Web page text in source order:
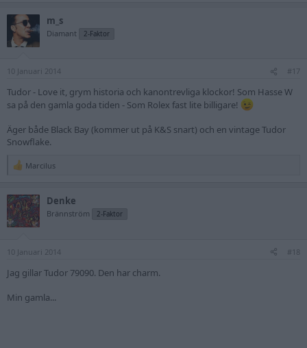
är oftast bara dom riktiga nerdarna som uppmärksammar att du bör en
Tudor. Köp inte, t.ex. en Tudor Sub eller Big Block om du egentligen vill ha
nåt annat [läs: en Rolex], då finns det en uppenbar risk att det blir en
'nästan klocka'.
Med det sagt så gillar jag både min egen, och andras, Tudors skarpt.
Kolla här t.ex.:https://klocksnack.se/threads/kaplansköp-äntligen-
klart-tudor-7928.15367/en av forumets vassaste.
m_s
Diamant 2-Faktor
10 Januari 2014 #17
Tudor - Love it, grym historia och kanontrevliga klockor! Som Hasse W
sa på den gamla goda tiden - Som Rolex fast lite billigare!
Äger både Black Bay (kommer ut på K&S snart) och en vintage Tudor
Snowflake.
R
c
t
i
s
Marcilus
Denke
Brännström 2-Faktor
10 Januari 2014 #18
Jag gillar Tudor 79090. Den har charm.
Min gamla...